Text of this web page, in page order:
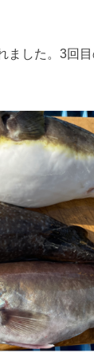
ました。3回